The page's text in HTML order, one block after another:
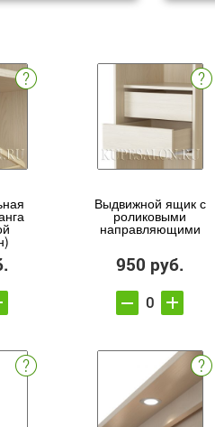
Выдвижной ящик с
роликовыми
направляющими
950 руб.